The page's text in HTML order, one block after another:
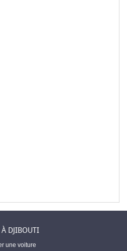
À DJIBOUTI
une voiture